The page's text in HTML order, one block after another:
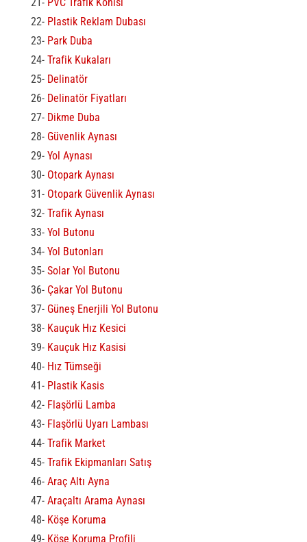
22- Plastik Reklam Dubası
23- Park Duba
24- Trafik Kukaları
25- Delinatör
26- Delinatör Fiyatları
27- Dikme Duba
28- Güvenlik Aynası
29- Yol Aynası
30- Otopark Aynası
31- Otopark Güvenlik Aynası
32- Trafik Aynası
33- Yol Butonu
34- Yol Butonları
35- Solar Yol Butonu
36- Çakar Yol Butonu
37- Güneş Enerjili Yol Butonu
38- Kauçuk Hız Kesici
39- Kauçuk Hız Kasisi
40- Hız Tümseği
41- Plastik Kasis
42- Flaşörlü Lamba
43- Flaşörlü Uyarı Lambası
44- Trafik Market
45- Trafik Ekipmanları Satış
46- Araç Altı Ayna
47- Araçaltı Arama Aynası
48- Köşe Koruma
49- Köşe Koruma Profili